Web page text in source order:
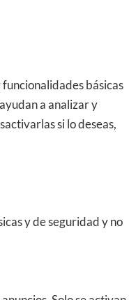
básicas
a analizar y
si lo deseas,
y de seguridad y no